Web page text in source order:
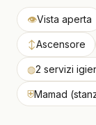
👁Vista aperta
↕Ascensore
◍2 servizi
⛨Mamad